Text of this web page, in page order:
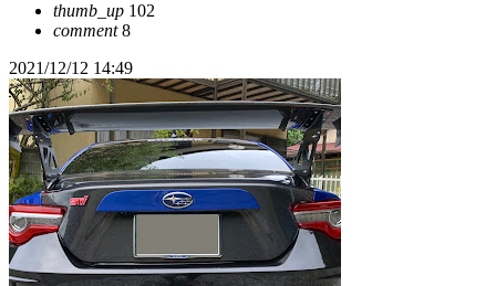
thumb_up 102
comment8
2021/12/12 14:49